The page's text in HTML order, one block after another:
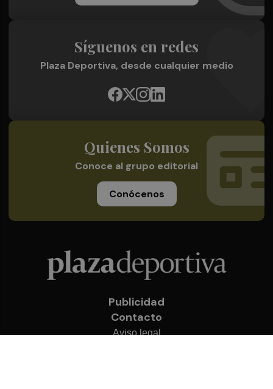
Síguenos en redes
Plaza Deportiva, desde cualquier medio
Quienes Somos
Conoce al grupo editorial
Conócenos
Publicidad
Contacto
Aviso legal